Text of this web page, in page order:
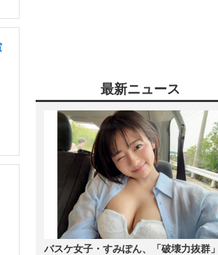
最新ニュース
バスケ女子・すみぽん、「破壊力抜群